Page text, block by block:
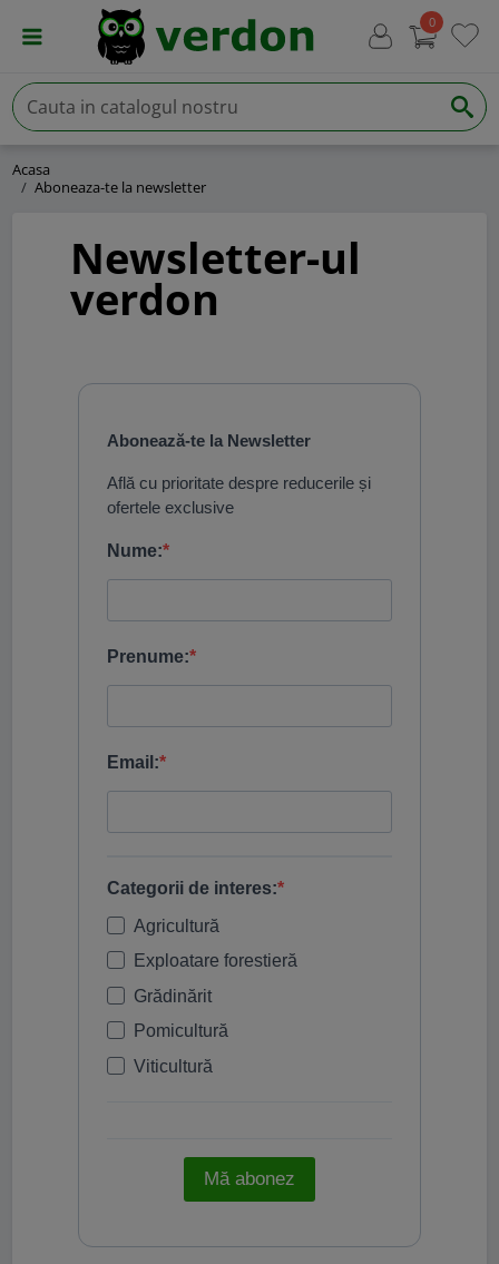
0
Acasa
Aboneaza-te la newsletter
Newsletter-ul
verdon
Abonează-te la Newsletter
Află cu prioritate despre reducerile și
ofertele exclusive
Nume:
Prenume:
Email:
Categorii de interes:
Agricultură
Exploatare forestieră
Grădinărit
Pomicultură
Viticultură
Mă abonez